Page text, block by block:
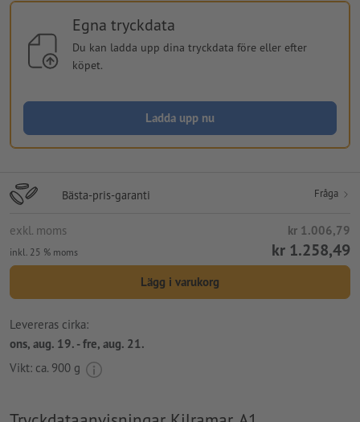
Egna tryckdata
Du kan ladda upp dina tryckdata före eller efter
köpet.
Ladda upp nu
Bästa-pris-garanti Fråga
exkl. moms kr 1.006,79
inkl. 25 % moms kr 1.258,49
Lägg i varukorg
Levereras cirka:
ons, aug. 19. - fre, aug. 21.
Vikt: ca. 900 g